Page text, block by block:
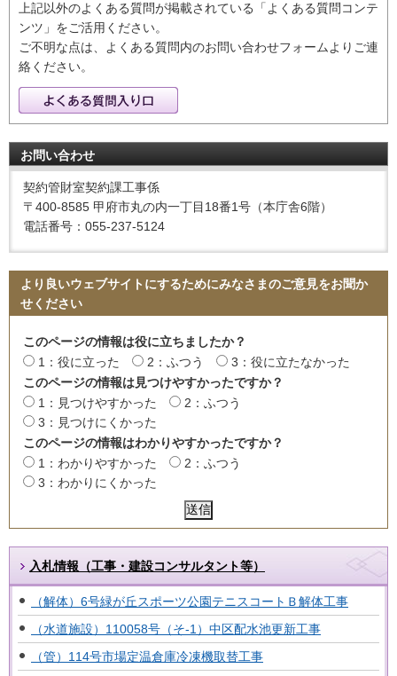
上記以外のよくある質問が掲載されている「よくある質問コンテ
ンツ」をご活用ください。
ご不明な点は、よくある質問内のお問い合わせフォームよりご連
絡ください。
お問い合わせ
契約管財室契約課工事係
〒400-8585 甲府市丸の内一丁目18番1号（本庁舎6階）
電話番号：055-237-5124
より良いウェブサイトにするためにみなさまのご意見をお聞か
せください
このページの情報は役に立ちましたか？
1：役に立った
2：ふつう
3：役に立たなかった
このページの情報は見つけやすかったですか？
1：見つけやすかった
2：ふつう
3：見つけにくかった
このページの情報はわかりやすかったですか？
1：わかりやすかった
2：ふつう
3：わかりにくかった
入札情報（工事・建設コンサルタント等）
（解体）6号緑が丘スポーツ公園テニスコートＢ解体工事
（水道施設）110058号（そ-1）中区配水池更新工事
（管）114号市場定温倉庫冷凍機取替工事